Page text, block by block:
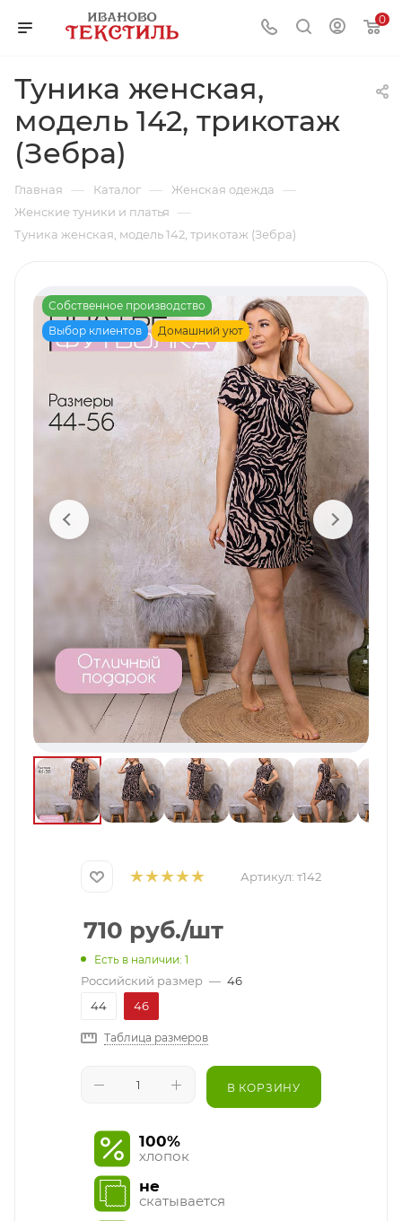
0
Туника женская,
модель 142, трикотаж
(Зебра)
Главная — Каталог — Женская одежда —
Женские туники и платья —
Туника женская, модель 142, трикотаж (Зебра)
Собственное производство
Выбор клиентов
Домашний уют
Артикул: т142
710 руб./шт
Есть в наличии: 1
Российский размер — 46
44
46
Таблица размеров
В КОРЗИНУ
100%
хлопок
не
скатывается